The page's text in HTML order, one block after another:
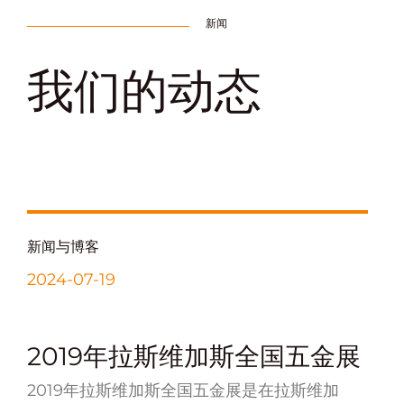
新闻
我们的动态
新闻与博客
2024-07-19
2019年拉斯维加斯全国五金展
2019年拉斯维加斯全国五金展是在拉斯维加